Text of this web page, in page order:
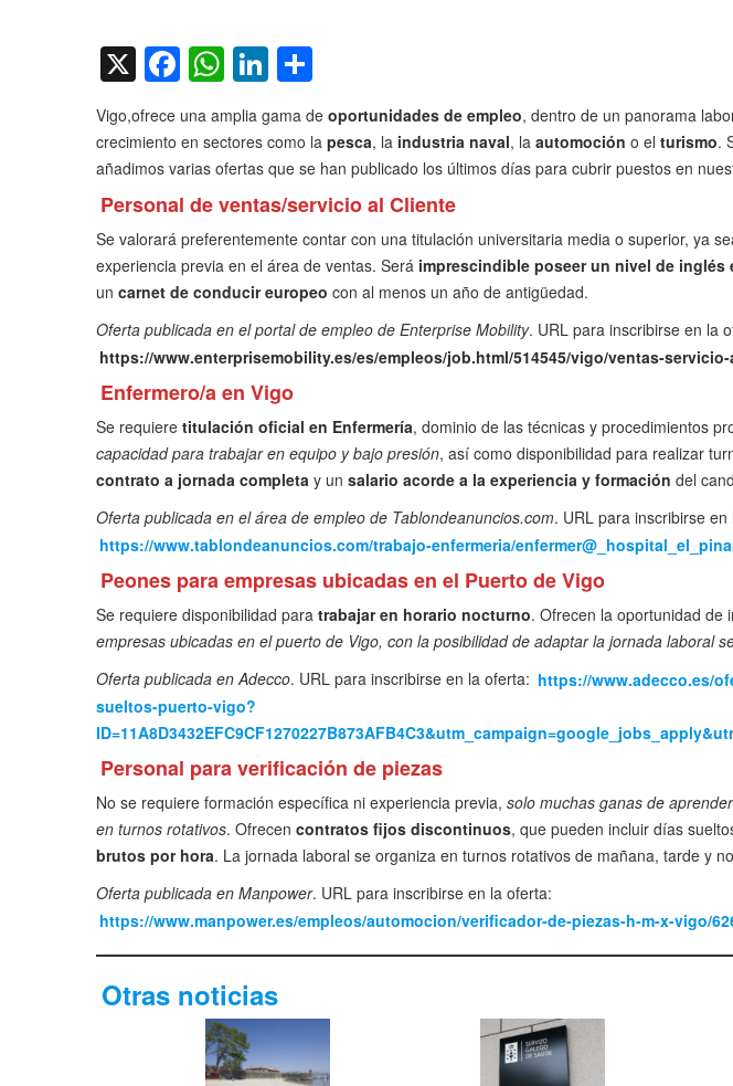
X Facebook
WhatsApp
LinkedIn
Vigo,ofrece una amplia gama de oportunidades de empleo, dentro de un panorama
crecimiento en sectores como la pesca, la industria naval, la automoción o el turismo.
añadimos varias ofertas que se han publicado los últimos días para cubrir puestos en
Personal de ventas/servicio al Cliente
Se valorará preferentemente contar con una titulación universitaria media o superior, ya
experiencia previa en el área de ventas. Será imprescindible poseer un nivel de inglés
un carnet de conducir europeo con al menos un año de antigüedad.
Oferta publicada en el portal de empleo de Enterprise Mobility. URL para inscribirse en la
https://www.enterprisemobility.es/es/empleos/job.html/514545/vigo/ventas-
Enfermero/a en Vigo
Se requiere titulación oficial en Enfermería, dominio de las técnicas y procedimientos
capacidad para trabajar en equipo y bajo presión, así como disponibilidad para realizar
contrato a jornada completa y un salario acorde a la experiencia y formación del
Oferta publicada en el área de empleo de Tablondeanuncios.com. URL para inscribirse en
https://www.tablondeanuncios.com/trabajo-enfermeria/
Peones para empresas ubicadas en el Puerto de Vigo
Se requiere disponibilidad para trabajar en horario nocturno. Ofrecen la oportunidad de
empresas ubicadas en el puerto de Vigo, con la posibilidad de adaptar la jornada laboral
Oferta publicada en Adecco. URL para inscribirse en la oferta: https://www.adecco.es/
sueltos-puerto-vigo?
Personal para verificación de piezas
No se requiere formación específica ni experiencia previa, solo muchas ganas de
en turnos rotativos. Ofrecen contratos fijos discontinuos, que pueden incluir días
brutos por hora. La jornada laboral se organiza en turnos rotativos de mañana, tarde y
Oferta publicada en Manpower. URL para inscribirse en la oferta:
https://www.manpower.es/empleos/automocion/verificador-de-piezas-h-m-x-vigo/
Otras noticias